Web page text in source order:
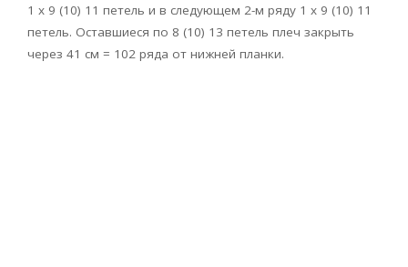
1 х 9 (10) 11 петель и в следующем 2-м ряду 1 х 9 (10) 11
петель. Оставшиеся по 8 (10) 13 петель плеч закрыть
через 41 см = 102 ряда от нижней планки.